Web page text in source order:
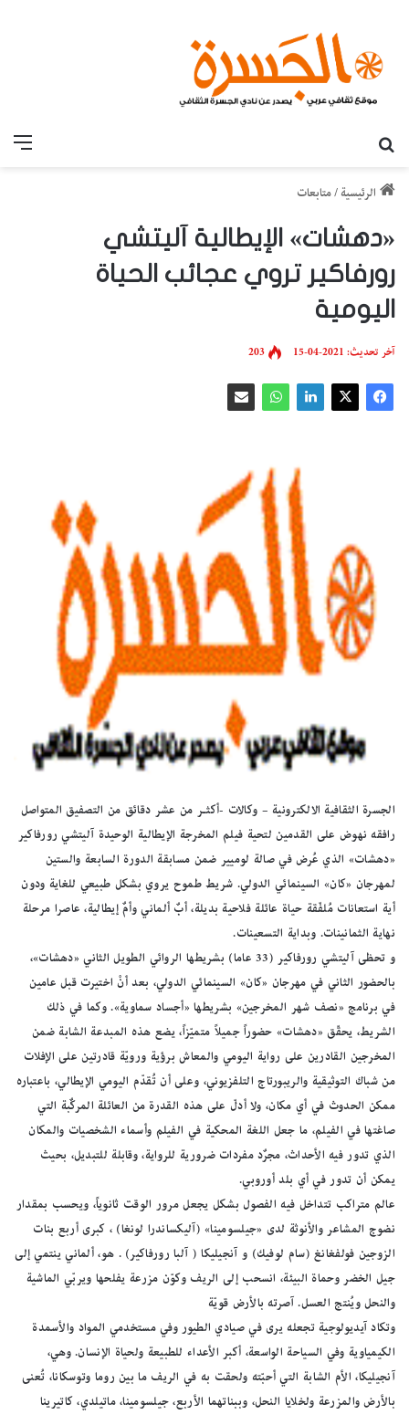
الرئيسية /متابعات
«دهشات» الإيطالية آليتشي
رورفاكير تروي عجائب الحياة
اليومية
آخر تحديث: 2021-04-15 203
الجسرة الثقافية الالكترونية – وكالات -أكثـر من عشر دقائق من التصفيق المتواصل
رافقه نهوض على القدمين لتحية فيلم المخرجة الإيطالية الوحيدة آليتشي رورفاكير
«دهشات» الذي عُرض في صالة لوميير ضمن مسابقة الدورة السابعة والستين
لمهرجان «كان» السينمائي الدولي. شريط طموح يروي بشكل طبيعي للغاية ودون
أية استعانات مُلفّقة حياة عائلة فلاحية بديلة، أبٌ ألماني وأمٌ إيطالية، عاصرا مرحلة
نهاية الثمانينات. وبداية التسعينات.
و تحظى آليتشي رورفاكير (33 عاما) بشريطها الروائي الطويل الثاني «دهشات»،
بالحضور الثاني في مهرجان «كان» السينمائي الدولي، بعد أنْ اختيرت قبل عامين
في برنامج «نصف شهر المخرجين» بشريطها «أجساد سماوية». وكما في ذلك
الشريط، يحقّق «دهشات» حضوراً جميلاً متميّزاً، يضع هذه المبدعة الشابة ضمن
المخرجين القادرين على رواية اليومي والمعاش برؤية ورويّة قادرتين على الإفلات
من شباك التوثيقية والريبورتاج التلفزيوني، وعلى أن تُقدّم اليومي الإيطالي، باعتباره
ممكن الحدوث في أي مكان، ولا أدلّ على هذه القدرة من العائلة المركٌبة التي
صاغتها في الفيلم، ما جعل اللغة المحكية في الفيلم وأسماء الشخصيات والمكان
الذي تدور فيه الأحداث، مجرٌد مفردات ضرورية للرواية، وقابلة للتبديل، بحيث
يمكن أن تدور في أي بلد أوروبي.
عالم متراكب تتداخل فيه الفصول بشكل يجعل مرور الوقت ثانوياً، ويحسب بمقدار
نضوج المشاعر والأنوثة لدى «جيلسومينا» (آليكساندرا لونغا) ، كبرى أربع بنات
الزوجين فولفغانغ (سام لوفيك) و آنجيليكا ( آلبا رورفاكير) . هو، ألماني ينتمي إلى
جيل الخضر وحماة البيئة، انسحب إلى الريف وكوّن مزرعة يفلحها ويربّي الماشية
والنحل ويُنتج العسل. آصرته بالأرض قويّة
وتكاد آيديولوجية تجعله يرى في صيادي الطيور وفي مستخدمي المواد والأسمدة
الكيمياوية وفي السياحة الواسعة، أكبر الأعداء للطبيعة ولحياة الإنسان. وهي،
آنجيليكا، الأم الشابة التي أحبّته ولحقت به في الريف ما بين روما وتوسكانا، تُعنى
بالأرض والمزرعة ولخلايا النحل، وببناتهما الأربع، جيلسومينا، ماتيلدي، كاتيرينا